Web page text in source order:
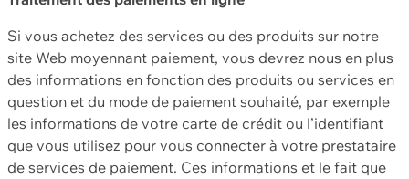
Si vous achetez des services ou des produits sur notre
site Web moyennant paiement, vous devrez nous en plus
des informations en fonction des produits ou services en
question et du mode de paiement souhaité, par exemple
les informations de votre carte de crédit ou l’identifiant
que vous utilisez pour vous connecter à votre prestataire
de services de paiement. Ces informations et le fait que